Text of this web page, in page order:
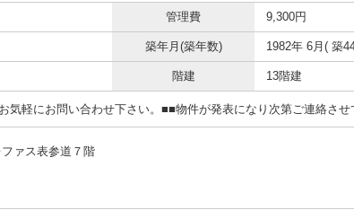
管理費 9,300円
築年月(築年数) 1982年 6月( 築
階建 13階建
軽にお問い合わせ下さい。■■物件が発表になり次第ご連絡させ
ァス表参道７階